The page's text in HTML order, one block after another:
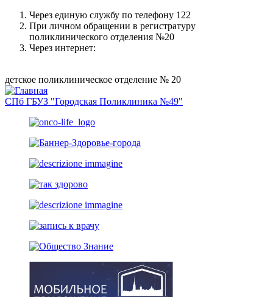
Через единую службу по телефону 122
При личном обращении в регистратуру
поликлинического отделения №20
Через интернет:
детское поликлиническое отделение № 20
СПб ГБУЗ "Городская Поликлиника №49"